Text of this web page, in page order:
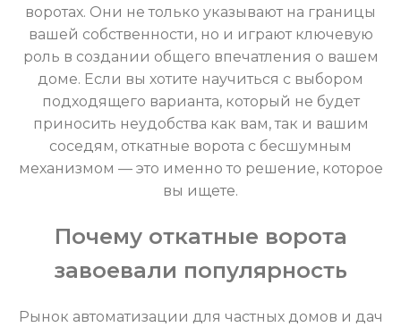
воротах. Они не только указывают на границы
вашей собственности, но и играют ключевую
роль в создании общего впечатления о вашем
доме. Если вы хотите научиться с выбором
подходящего варианта, который не будет
приносить неудобства как вам, так и вашим
соседям, откатные ворота с бесшумным
механизмом — это именно то решение, которое
вы ищете.
Почему откатные ворота
завоевали популярность
Рынок автоматизации для частных домов и дач